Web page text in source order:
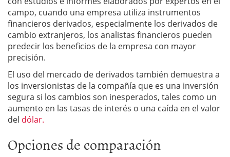
campo, cuando una empresa utiliza instrumentos
financieros derivados, especialmente los derivados de
cambio extranjeros, los analistas financieros pueden
predecir los beneficios de la empresa con mayor
precisión.
El uso del mercado de derivados también demuestra a
los inversionistas de la compañía que es una inversión
segura si los cambios son inesperados, tales como un
aumento en las tasas de interés o una caída en el valor
del dólar.
Opciones de comparación